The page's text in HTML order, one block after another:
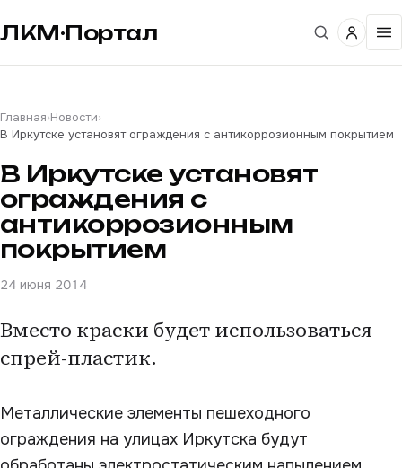
ЛКМ·Портал
Главная›Новости›
В Иркутске установят ограждения с антикоррозионным покрытием
В Иркутске установят
ограждения с
антикоррозионным
покрытием
24 июня 2014
Вместо краски будет использоваться
спрей-пластик.
Металлические элементы пешеходного
ограждения на улицах Иркутска будут